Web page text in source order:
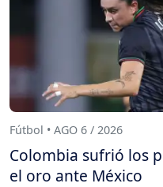
Fútbol • AGO 6 / 2026
Colombia sufrió los
el oro ante México